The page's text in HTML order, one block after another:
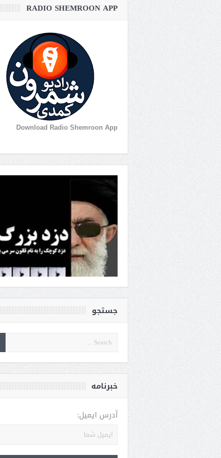
RADIO SHEMROON APP
Download Radio Shemroon App
جستجو
خبرنامه
آدرس ایمیل: